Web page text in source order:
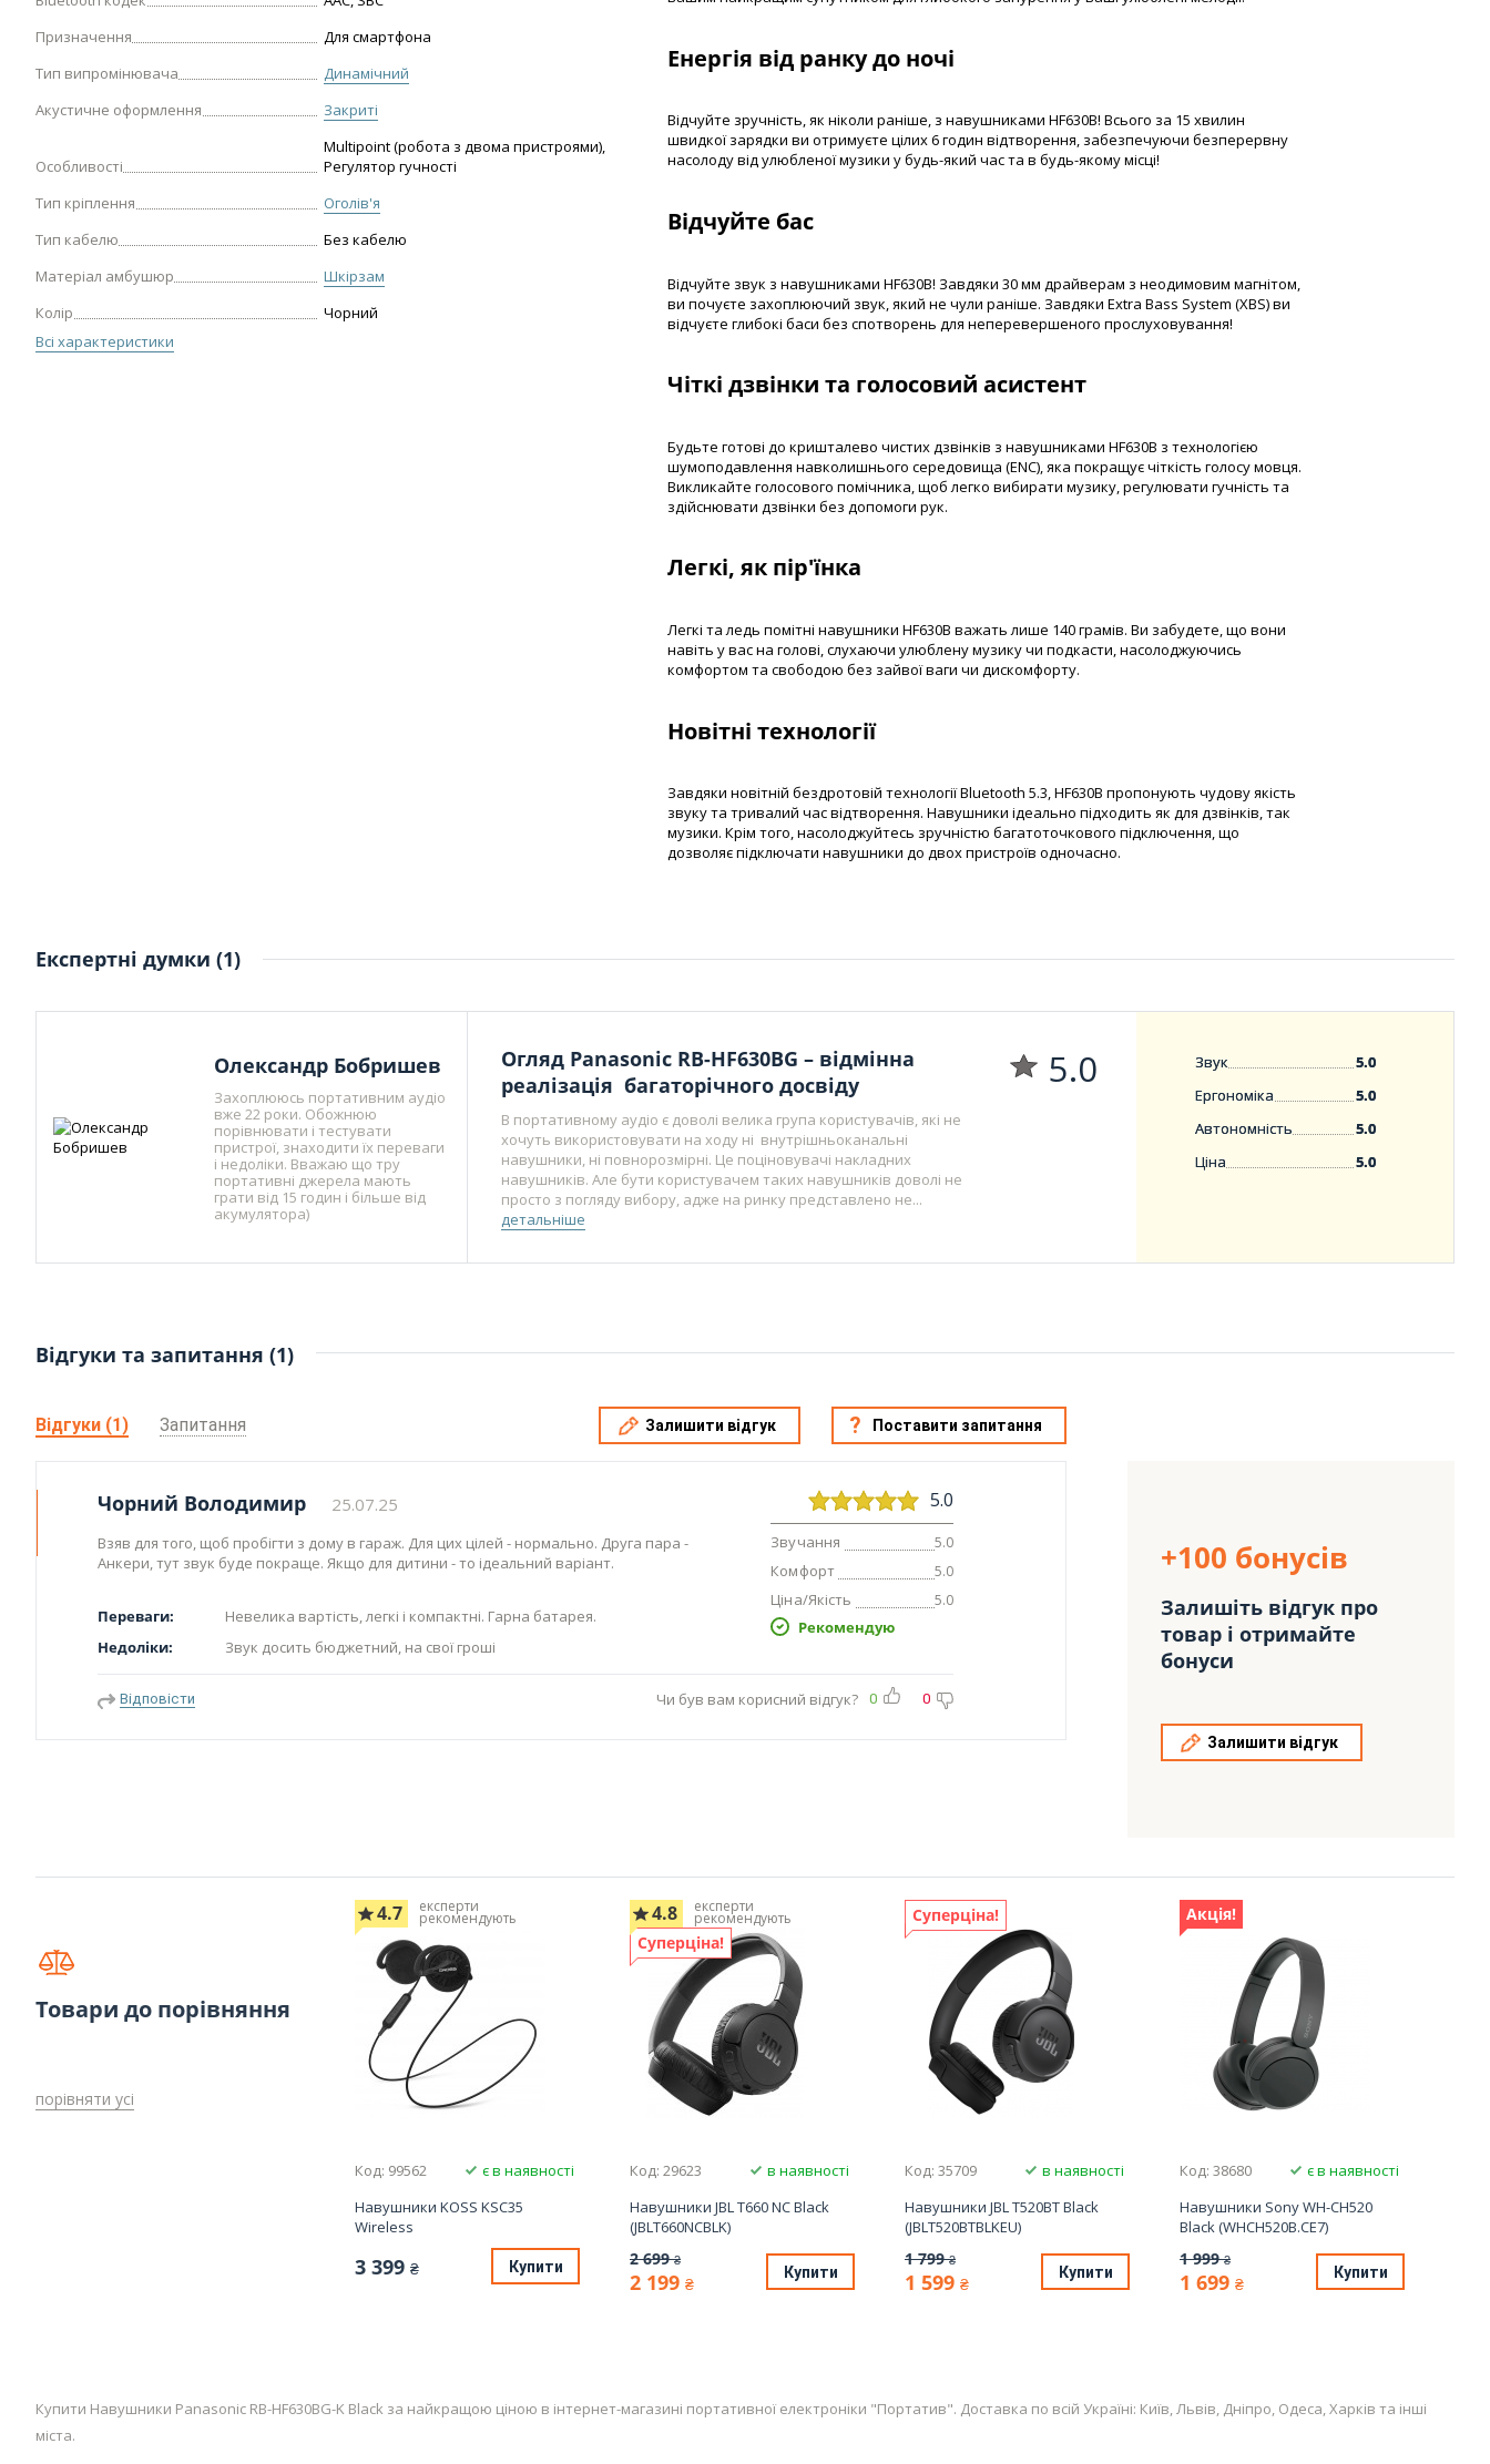
Призначення
Для смартфона
Тип випромінювача
Динамічний
Акустичне оформлення
Закриті
Особливості
Multipoint (робота з двома пристроями),
Регулятор гучності
Тип кріплення
Оголів'я
Тип кабелю
Без кабелю
Матеріал амбушюр
Шкірзам
Колір
Чорний
Всі характеристики
Енергія від ранку до ночі
Відчуйте зручність, як ніколи раніше, з навушниками HF630B! Всього за 15 хвилин
швидкої зарядки ви отримуєте цілих 6 годин відтворення, забезпечуючи безперервну
насолоду від улюбленої музики у будь-який час та в будь-якому місці!
Відчуйте бас
Відчуйте звук з навушниками HF630B! Завдяки 30 мм драйверам з неодимовим магнітом,
ви почуєте захоплюючий звук, який не чули раніше. Завдяки Extra Bass System (XBS) ви
відчуєте глибокі баси без спотворень для неперевершеного прослуховування!
Чіткі дзвінки та голосовий асистент
Будьте готові до кришталево чистих дзвінків з навушниками HF630B з технологією
шумоподавлення навколишнього середовища (ENC), яка покращує чіткість голосу мовця.
Викликайте голосового помічника, щоб легко вибирати музику, регулювати гучність та
здійснювати дзвінки без допомоги рук.
Легкі, як пір'їнка
Легкі та ледь помітні навушники HF630B важать лише 140 грамів. Ви забудете, що вони
навіть у вас на голові, слухаючи улюблену музику чи подкасти, насолоджуючись
комфортом та свободою без зайвої ваги чи дискомфорту.
Новітні технології
Завдяки новітній бездротовій технології Bluetooth 5.3, HF630B пропонують чудову якість
звуку та тривалий час відтворення. Навушники ідеально підходить як для дзвінків, так
музики. Крім того, насолоджуйтесь зручністю багатоточкового підключення, що
дозволяє підключати навушники до двох пристроїв одночасно.
Експертні думки (1)
Олександр Бобришев
Захоплююсь портативним аудіо
вже 22 роки. Обожнюю
порівнювати і тестувати
пристрої, знаходити їх переваги
і недоліки. Вважаю що тру
портативні джерела мають
грати від 15 годин і більше від
акумулятора)
Огляд Panasonic RB-HF630BG – відмінна
реалізація багаторічного досвіду
В портативному аудіо є доволі велика група користувачів, які не
хочуть використовувати на ходу ні внутрішньоканальні
навушники, ні повнорозмірні. Це поціновувачі накладних
навушників. Але бути користувачем таких навушників доволі не
просто з погляду вибору, адже на ринку представлено не...
детальніше
5.0 Звук
5.0
Ергономіка
5.0
Автономність
5.0
Ціна
5.0
Відгуки та запитання (1)
Відгуки (1) Запитання Залишити відгук Поставити запитання
Чорний Володимир 25.07.25
Взяв для того, щоб пробігти з дому в гараж. Для цих цілей - нормально. Друга пара -
Анкери, тут звук буде покраще. Якщо для дитини - то ідеальний варіант.
Переваги:
Невелика вартість, легкі і компактні. Гарна батарея.
Недоліки:
Звук досить бюджетний, на свої гроші
5.0
Звучання 5.0
Комфорт 5.0
Ціна/Якість 5.0
Рекомендую
Відповісти Чи був вам корисний відгук? 0 0
+100 бонусів
Залишіть відгук про
товар і отримайте
бонуси
Залишити відгук
Товари до порівняння
порівняти усі
4.7 експерти
рекомендують
Код: 99562
є в наявності
Навушники KOSS KSC35
Wireless
3 399 ₴ Купити
4.8 експерти
рекомендують
Суперціна!
Код: 29623
в наявності
Навушники JBL T660 NC Black
(JBLT660NCBLK)
2 699 ₴
2 199 ₴
Купити
Суперціна!
Код: 35709
в наявності
Навушники JBL T520BT Black
(JBLT520BTBLKEU)
1 799 ₴
1 599 ₴
Купити
Акція!
Код: 38680
є в наявності
Навушники Sony WH-CH520
Black (WHCH520B.CE7)
1 999 ₴
1 699 ₴
Купити
Купити Навушники Panasonic RB-HF630BG-K Black за найкращою ціною в інтернет-магазині портативної електроніки "Портатив". Доставка по всій Україні: Київ, Львів, Дніпро, Одеса, Харків та інші
міста.